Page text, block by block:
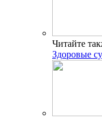
Читайте
Здоровые